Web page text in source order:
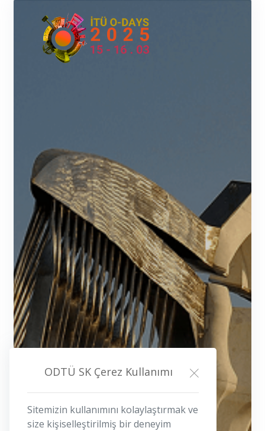
ODTÜ SK Çerez Kullanımı
Sitemizin kullanımını kolaylaştırmak ve
size kişiselleştirilmiş bir deneyim